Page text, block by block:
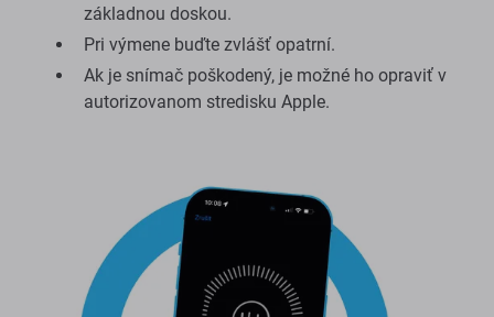
základnou doskou.
Pri výmene buďte zvlášť opatrní.
Ak je snímač poškodený, je možné ho opraviť v
autorizovanom stredisku Apple.